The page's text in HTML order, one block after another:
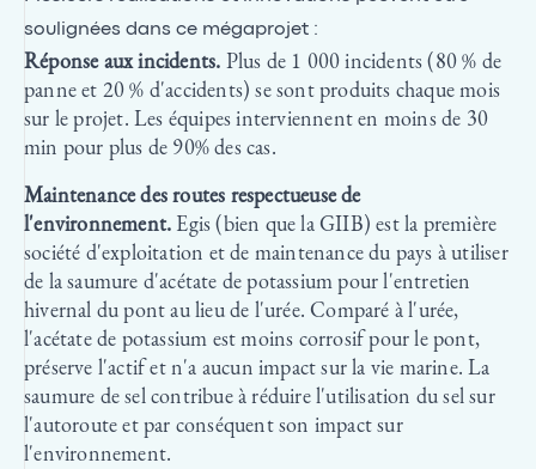
soulignées dans ce mégaprojet :
Réponse aux incidents. Plus de 1 000 incidents (80 % de
panne et 20 % d'accidents) se sont produits chaque mois
sur le projet. Les équipes interviennent en moins de 30
min pour plus de 90% des cas.
Maintenance des routes respectueuse de
l'environnement. Egis (bien que la GIIB) est la première
société d'exploitation et de maintenance du pays à utiliser
de la saumure d'acétate de potassium pour l'entretien
hivernal du pont au lieu de l'urée. Comparé à l'urée,
l'acétate de potassium est moins corrosif pour le pont,
préserve l'actif et n'a aucun impact sur la vie marine. La
saumure de sel contribue à réduire l'utilisation du sel sur
l'autoroute et par conséquent son impact sur
l'environnement.